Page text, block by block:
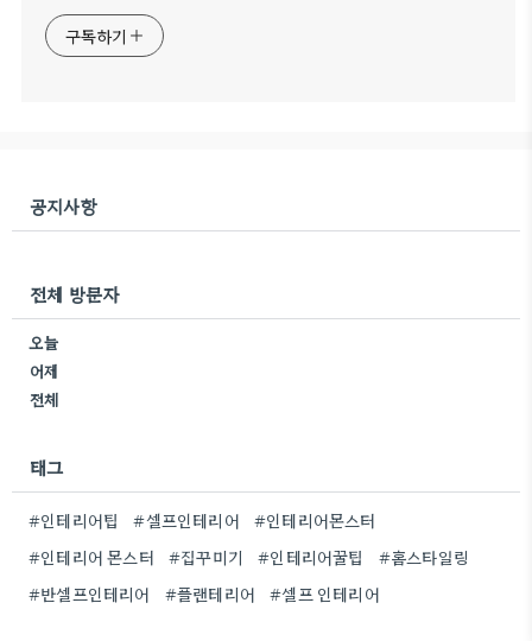
구독하기
공지사항
전체 방문자
오늘
어제
전체
태그
#인테리어팁 #셀프인테리어
#인테리어몬스터
#인테리어 몬스터
#집꾸미기 #인테리어꿀팁
#홈스타일링
#반셀프인테리어
#플랜테리어 #셀프 인테리어